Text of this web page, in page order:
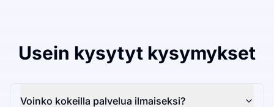
Usein kysytyt kysymykset
Voinko kokeilla palvelua ilmaiseksi?